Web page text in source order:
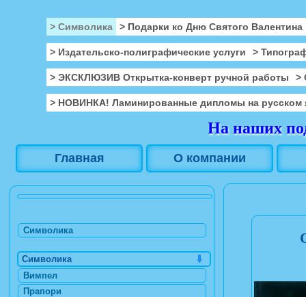
> Символика > Подарки ко Дню Святого Валентина
> Издательско-полиграфические услуги >
> ЭКСКЛЮЗИВ Открытка-конверт ручной работы >
> НОВИНКА! Ламинированные дипломы на русском
На наших
Главная О компании
Символика
Символика
Вимпел
Прапори